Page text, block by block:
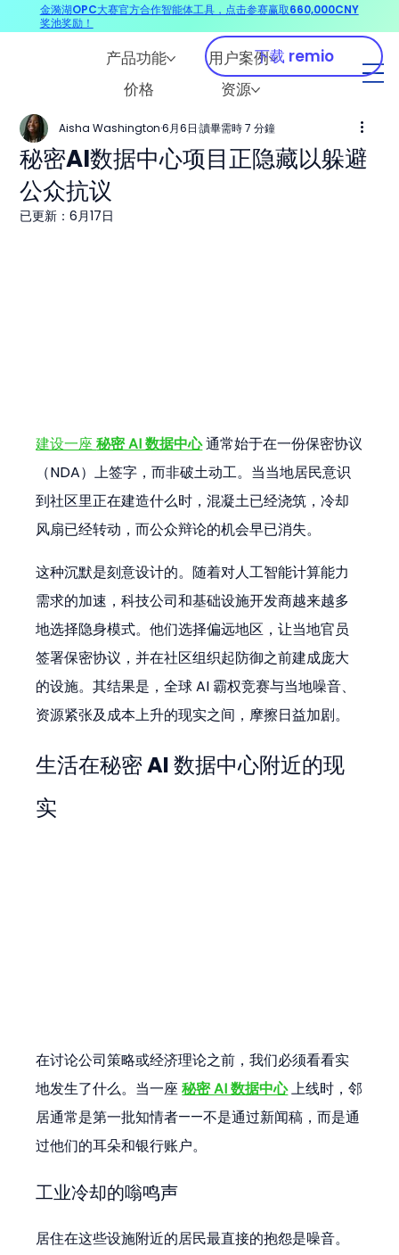
产品功能
用户案例
价格
资源
下载 remio
秘密AI数据中心项目正隐藏以躲避
公众抗议
Aisha Washington 6月6日 讀畢需時 7 分鐘
已更新：6月17日
建设一座 秘密 AI 数据中心 通常始于在一份保密协议
（NDA）上签字，而非破土动工。当当地居民意识
到社区里正在建造什么时，混凝土已经浇筑，冷却
风扇已经转动，而公众辩论的机会早已消失。
这种沉默是刻意设计的。随着对人工智能计算能力
需求的加速，科技公司和基础设施开发商越来越多
地选择隐身模式。他们选择偏远地区，让当地官员
签署保密协议，并在社区组织起防御之前建成庞大
的设施。其结果是，全球 AI 霸权竞赛与当地噪音、
资源紧张及成本上升的现实之间，摩擦日益加剧。
生活在秘密 AI 数据中心附近的现
实
在讨论公司策略或经济理论之前，我们必须看看实
地发生了什么。当一座 秘密 AI 数据中心 上线时，邻
居通常是第一批知情者——不是通过新闻稿，而是通
过他们的耳朵和银行账户。
工业冷却的嗡鸣声
居住在这些设施附近的居民最直接的抱怨是噪音。
金漪湖OPC大赛官方合作智能体工具，点击参赛赢取660,000CNY
奖池奖励！